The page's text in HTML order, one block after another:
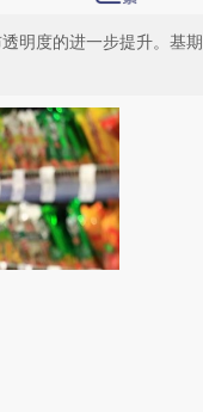
明度的进一步提升。基期